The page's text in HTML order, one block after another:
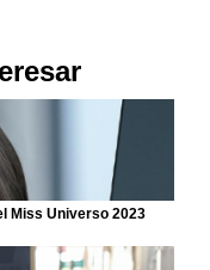
Miss Universo 2023